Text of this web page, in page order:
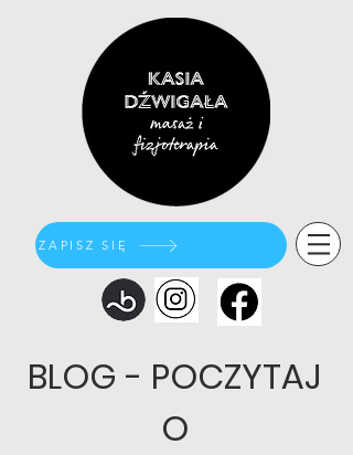
ZAPISZ SIĘ
BLOG - POCZYTAJ
O